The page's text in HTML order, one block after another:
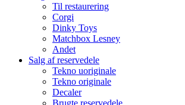
Til restaurering
Corgi
Dinky Toys
Matchbox Lesney
Andet
Salg af reservedele
Tekno uoriginale
Tekno originale
Decaler
Brugte reservedele